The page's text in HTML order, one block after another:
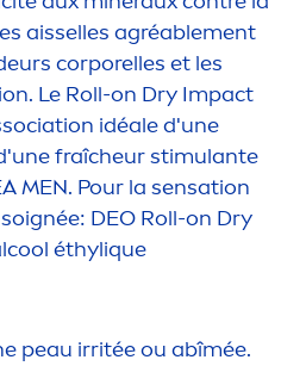
aisselles agréablement
corporelles et les
Le Roll-on Dry Impact
idéale d'une
fraîcheur stimulante
MEN. Pour la sensation
DEO Roll-on Dry
cool éthylique
peau irritée ou abîmée.